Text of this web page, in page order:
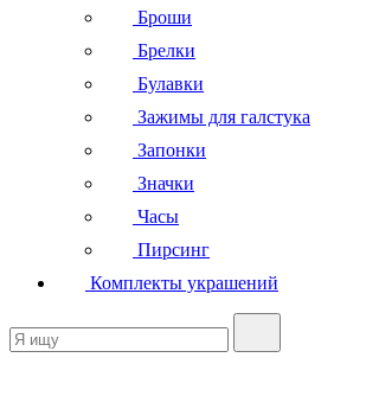
Броши
Брелки
Булавки
Зажимы для галстука
Запонки
Значки
Часы
Пирсинг
Комплекты украшений